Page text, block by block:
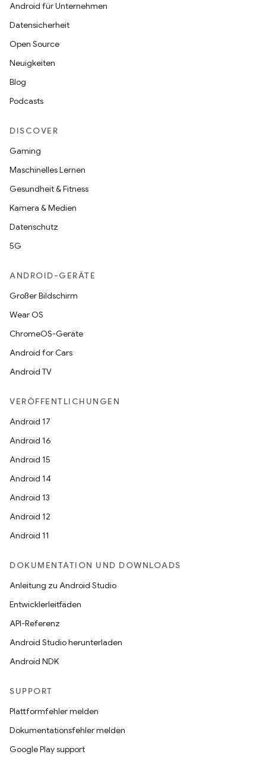
Android für Unternehmen
Datensicherheit
Open Source
Neuigkeiten
Blog
Podcasts
DISCOVER
Gaming
Maschinelles Lernen
Gesundheit & Fitness
Kamera & Medien
Datenschutz
5G
ANDROID-GERÄTE
Großer Bildschirm
Wear OS
ChromeOS-Geräte
Android for Cars
Android TV
VERÖFFENTLICHUNGEN
Android 17
Android 16
Android 15
Android 14
Android 13
Android 12
Android 11
DOKUMENTATION UND DOWNLOADS
Anleitung zu Android Studio
Entwicklerleitfäden
API-Referenz
Android Studio herunterladen
Android NDK
SUPPORT
Plattformfehler melden
Dokumentationsfehler melden
Google Play support